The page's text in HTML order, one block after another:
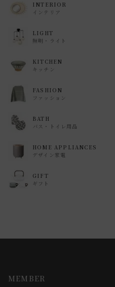
INTERIOR
インテリア
LIGHT
照明・ライト
KITCHEN
キッチン
FASHION
ファッション
BATH
バス・トイレ用品
HOME APPLIANCES
デザイン家電
GIFT
ギフト
MEMBER